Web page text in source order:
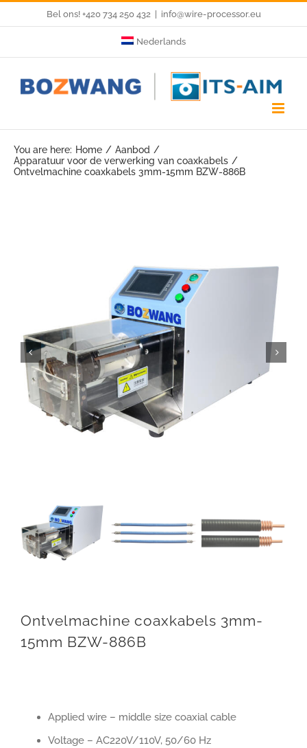
content
Bel ons! +420 734 250 432 info@wire-processor.eu
Nederlands
You are here: Home
Aanbod
Apparatuur voor de verwerking van coaxkabels
Ontvelmachine coaxkabels 3mm-15mm BZW-886B
Ontvelmachine coaxkabels 3mm-
15mm BZW-886B
Applied wire – middle size coaxial cable
Voltage – AC220V/110V, 50/60 Hz